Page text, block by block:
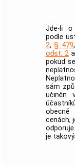
Jde-li o
podle
2,§ 479
odst. 2a
pokud
sám
učiněn
cenách,
je